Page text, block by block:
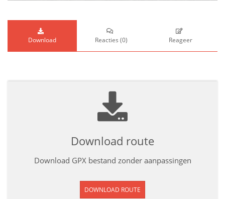
Download Reacties (0) Reageer
Download route
Download GPX bestand zonder aanpassingen
DOWNLOAD ROUTE